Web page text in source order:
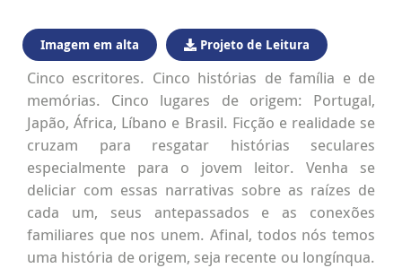
Imagem em alta Projeto de Leitura
Cinco escritores. Cinco histórias de família e de
memórias. Cinco lugares de origem: Portugal,
Japão, África, Líbano e Brasil. Ficção e realidade se
cruzam para resgatar histórias seculares
especialmente para o jovem leitor. Venha se
deliciar com essas narrativas sobre as raízes de
cada um, seus antepassados e as conexões
familiares que nos unem. Afinal, todos nós temos
uma história de origem, seja recente ou longínqua.